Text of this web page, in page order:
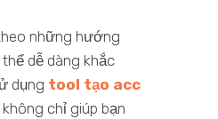
những hướng
dễ dàng khắc
dụng tool tạo acc
chỉ giúp bạn